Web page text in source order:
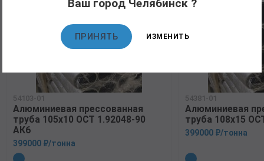
54103-01
Алюминиевая прессованная
труба 105х10 ОСТ 1.92048-90
АК6
399000 ₽/тонна
54381-01
Алюминиевая
труба 108х15
399000 ₽/тонна
Ваш город Челябинск ?
ПРИНЯТЬ ИЗМЕНИТЬ